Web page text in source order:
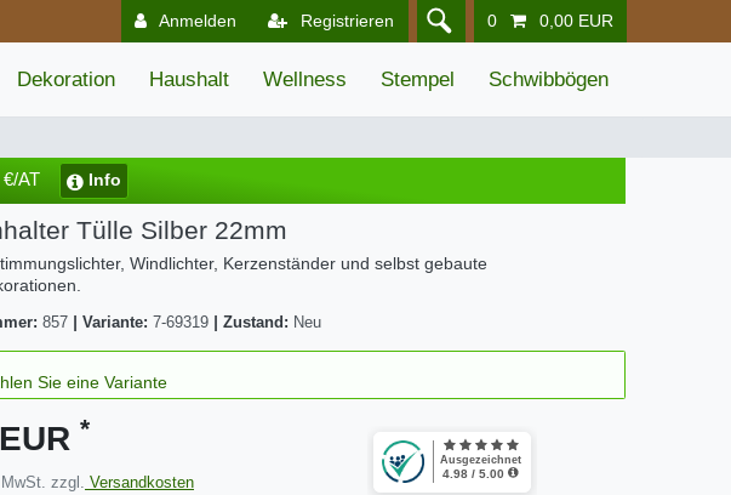
Anmelden Registrieren 0 0,00 EUR
Dekoration Haushalt Wellness Stempel Schwibbögen
AT Info
Tülle Silber 22mm
Windlichter, Kerzenständer und selbst gebaute
857 Variante: 7-69319 Zustand: Neu
*
zzgl. Versandkosten